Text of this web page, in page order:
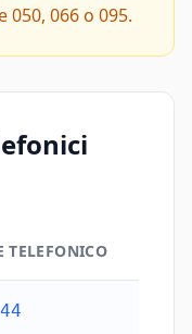
066 o 095.
TELEFONICO